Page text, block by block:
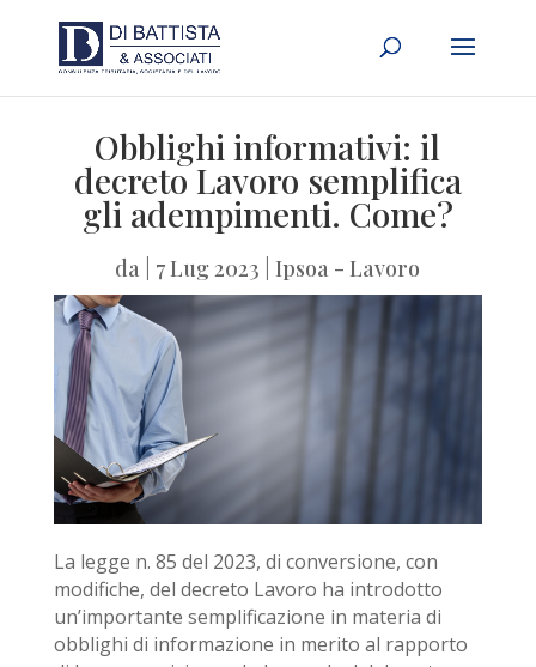
Obblighi informativi: il
decreto Lavoro semplifica
gli adempimenti. Come?
da 7 Lug 2023 |Ipsoa - Lavoro
La legge n. 85 del 2023, di conversione, con
modifiche, del decreto Lavoro ha introdotto
un’importante semplificazione in materia di
obblighi di informazione in merito al rapporto